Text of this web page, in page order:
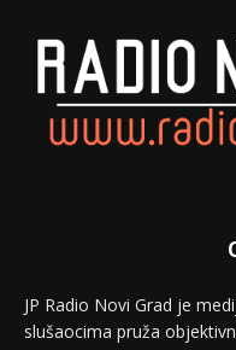
JP Radio Novi Grad je
slušaocima pruža